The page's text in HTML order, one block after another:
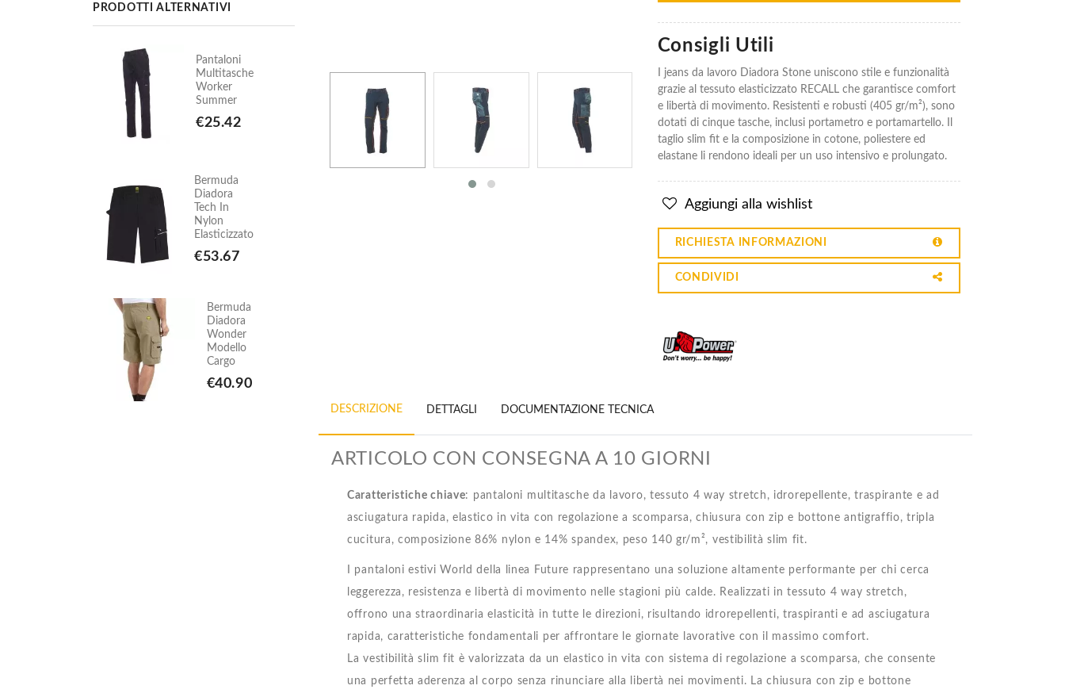
PRODOTTI ALTERNATIVI
Pantaloni
Multitasche
Worker
Summer
€25.42
Bermuda
Diadora
Tech In
Nylon
Elasticizzato
€53.67
Bermuda
Diadora
Wonder
Modello
Cargo
€40.90
Multitasche
Multitasche
Consigli Utili
I jeans da lavoro Diadora Stone uniscono stile e funzionalità
grazie al tessuto elasticizzato RECALL che garantisce comfort
e libertà di movimento. Resistenti e robusti (405 gr/m²), sono
dotati di cinque tasche, inclusi portametro e portamartello. Il
taglio slim fit e la composizione in cotone, poliestere ed
elastane li rendono ideali per un uso intensivo e prolungato.
Aggiungi alla wishlist
RICHIESTA INFORMAZIONI
CONDIVIDI
DESCRIZIONE DETTAGLI DOCUMENTAZIONE TECNICA
ARTICOLO CON CONSEGNA A 10 GIORNI
Caratteristiche chiave: pantaloni multitasche da lavoro, tessuto 4 way stretch, idrorepellente, traspirante e ad
asciugatura rapida, elastico in vita con regolazione a scomparsa, chiusura con zip e bottone antigraffio, tripla
cucitura, composizione 86% nylon e 14% spandex, peso 140 gr/m², vestibilità slim fit.
I pantaloni estivi World della linea Future rappresentano una soluzione altamente performante per chi cerca
leggerezza, resistenza e libertà di movimento nelle stagioni più calde. Realizzati in tessuto 4 way stretch,
offrono una straordinaria elasticità in tutte le direzioni, risultando idrorepellenti, traspiranti e ad asciugatura
rapida, caratteristiche fondamentali per affrontare le giornate lavorative con il massimo comfort.
La vestibilità slim fit è valorizzata da un elastico in vita con sistema di regolazione a scomparsa, che consente
una perfetta aderenza al corpo senza rinunciare alla libertà nei movimenti. La chiusura con zip e bottone